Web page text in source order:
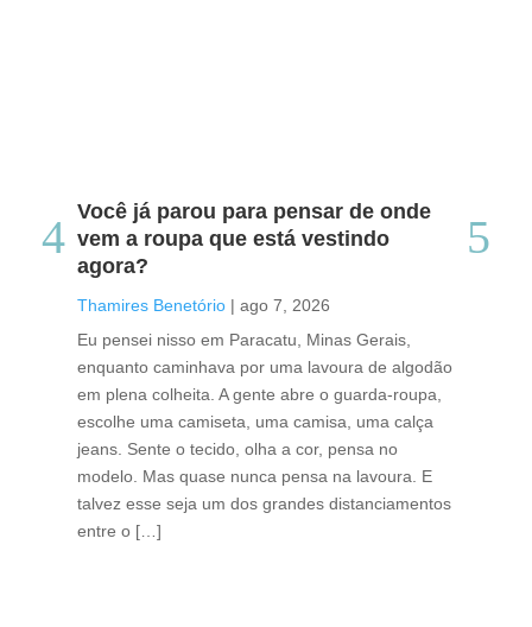
Você já parou para pensar de onde
vem a roupa que está vestindo
agora?
Thamires Benetório | ago 7, 2026
Eu pensei nisso em Paracatu, Minas Gerais,
enquanto caminhava por uma lavoura de algodão
em plena colheita. A gente abre o guarda-roupa,
escolhe uma camiseta, uma camisa, uma calça
jeans. Sente o tecido, olha a cor, pensa no
modelo. Mas quase nunca pensa na lavoura. E
talvez esse seja um dos grandes distanciamentos
entre o […]